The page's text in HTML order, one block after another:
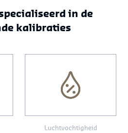
in de
kalibraties
Luchtvochtigheid